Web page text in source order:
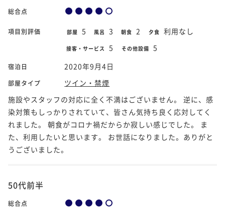
総合点
項目別評価 部屋 5 風呂 3 朝食 2 夕食 利用なし
接客・サービス 5 その他設備 5
宿泊日 2020年9月4日
部屋タイプ
ツイン・禁煙
施設やスタッフの対応に全く不満はございません。 逆に、感
染対策もしっかりされていて、皆さん気持ち良く応対してく
れました。 朝食がコロナ禍だからか寂しい感じでした。 ま
た、利用したいと思います。 お世話になりました。ありがと
うございました。
50代前半
総合点